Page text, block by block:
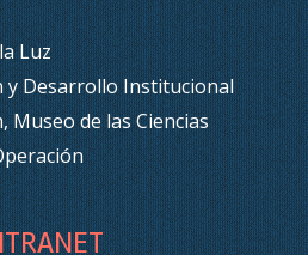
Luz
y Desarrollo Institucional
Museo de las Ciencias